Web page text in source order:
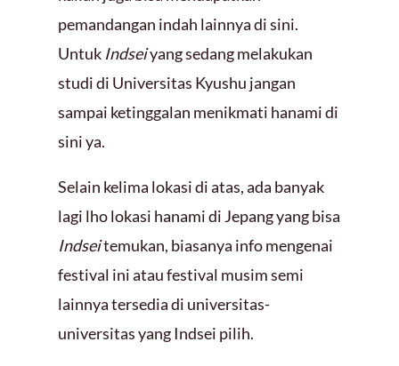
pemandangan indah lainnya di sini.
Untuk Indseiyang sedang melakukan
studi di Universitas Kyushu jangan
sampai ketinggalan menikmati hanami di
sini ya.
Selain kelima lokasi di atas, ada banyak
lagi lho lokasi hanami di Jepang yang bisa
Indseitemukan, biasanya info mengenai
festival ini atau festival musim semi
lainnya tersedia di universitas-
universitas yang Indsei pilih.